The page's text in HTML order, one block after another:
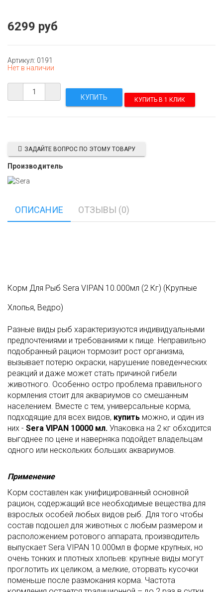
6299 руб
Артикул: 0191
Нет в наличии
КУПИТЬ В 1 КЛИК
ЗАДАЙТЕ ВОПРОС ПО ЭТОМУ ТОВАРУ
Производитель
ОПИСАНИЕ ОТЗЫВЫ (0)
Корм Для Рыб Sera VIPAN 10.000мл (2 Кг) (Крупные
Хлопья, Ведро)
Разные виды рыб характеризуются индивидуальными
предпочтениями и требованиями к пище. Неправильно
подобранный рацион тормозит рост организма,
вызывает потерю окраски, нарушение поведенческих
реакций и даже может стать причиной гибели
животного. Особенно остро проблема правильного
кормления стоит для аквариумов со смешанным
населением. Вместе с тем, универсальные корма,
подходящие для всех видов, купить можно, и один из
них - Sera VIPAN 10000 мл. Упаковка на 2 кг обходится
выгоднее по цене и наверняка подойдет владельцам
одного или нескольких больших аквариумов.
Применение
Корм составлен как унифицированный основной
рацион, содержащий все необходимые вещества для
взрослых особей любых видов рыб. Для того чтобы
состав подошел для животных с любым размером и
расположением ротового аппарата, производитель
выпускает Sera VIPAN 10.000мл в форме крупных, но
очень тонких и плотных хлопьев: крупные виды могут
проглотить их целиком, а мелкие, оторвать кусочки
поменьше после размокания корма. Частота